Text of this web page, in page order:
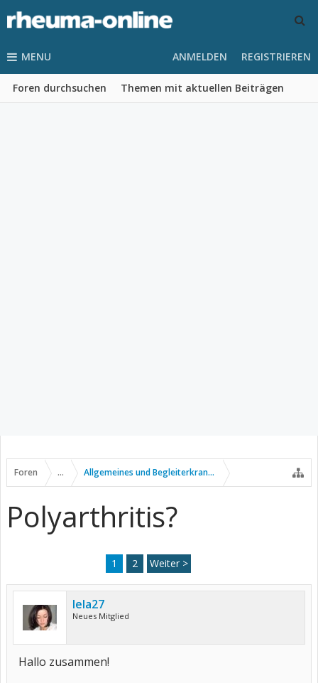
MENU
Foren durchsuchen Themen mit aktuellen Beiträgen
ANMELDEN REGISTRIEREN
Foren ... Allgemeines und Begleiterkrankungen
Polyarthritis?
1 2 Weiter >
lela27
Neues Mitglied
Hallo zusammen!